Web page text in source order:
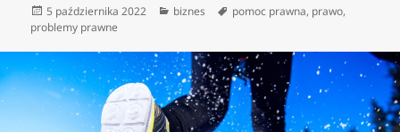
Data
publikacji
5 października 2022 Kategorie
biznes Tagi
pomoc prawna, prawo,
problemy prawne